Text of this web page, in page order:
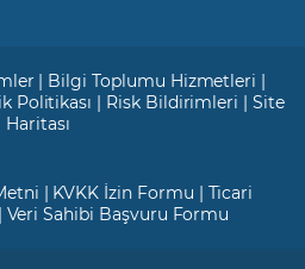
| Bilgi Toplumu Hizmetleri |
Politikası | Risk Bildirimleri |Site
Haritası
| KVKK İzin Formu | Ticari
| Veri Sahibi Başvuru Formu